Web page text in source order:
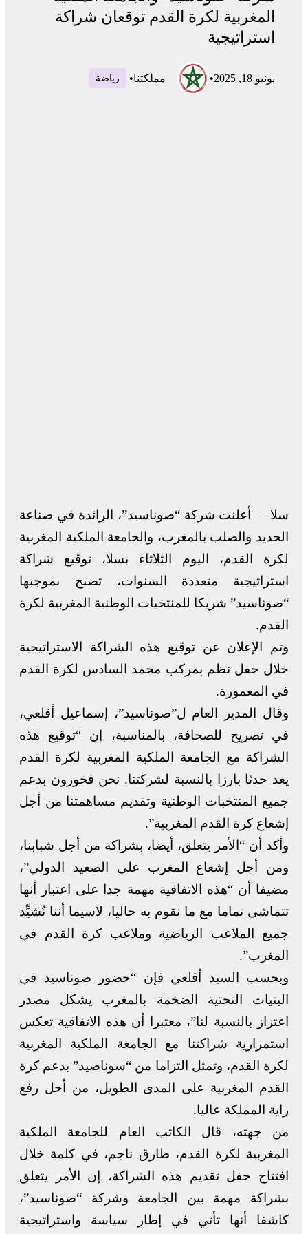
المغربية لكرة القدم توقعان شراكة
استراتيجية
يونيو 18, 2025 • مملكتنا• رياضة
سلا – أعلنت شركة “صوناسيد”، الرائدة في صناعة
الحديد والصلب بالمغرب، والجامعة الملكية المغربية
لكرة القدم، اليوم الثلاثاء بسلا، توقيع شراكة
استراتيجية متعددة السنوات، تصبح بموجبها
“صوناسيد” شريكا للمنتخبات الوطنية المغربية لكرة
القدم.
وتم الإعلان عن توقيع هذه الشراكة الاستراتيجية
خلال حفل نظم بمركب محمد السادس لكرة القدم
في المعمورة.
وقال المدير العام ل”صوناسيد”، إسماعيل أقلعي،
في تصريح للصحافة، بالمناسبة، إن “توقيع هذه
الشراكة مع الجامعة الملكية المغربية لكرة القدم
يعد حدثا بارزا بالنسبة لشركتنا. نحن فخورون بدعم
جميع المنتخبات الوطنية وتقديم مساهمتنا من أجل
إشعاع كرة القدم المغربية”.
وأكد أن “الأمر يتعلق، أيضا، بشراكة من أجل شبابنا،
ومن أجل إشعاع المغرب على الصعيد الدولي”،
مضيفا أن “هذه الاتفاقية مهمة جدا على اعتبار أنها
تتماشى تماما مع ما نقوم به حاليا، لاسيما أننا نُشيِّد
جميع الملاعب الرياضية وملاعب كرة القدم في
المغرب”.
وبحسب السيد أقلعي فإن “حضور صوناسيد في
البنيات التحتية الضخمة بالمغرب يشكل مصدر
اعتزاز بالنسبة لنا”، معتبرا أن هذه الاتفاقية تعكس
استمرارية شراكتنا مع الجامعة الملكية المغربية
لكرة القدم، وتمثل التزاما من “سوناصيد” بدعم كرة
القدم المغربية على المدى الطويل، من أجل رفع
راية المملكة عاليا.
من جهته، قال الكاتب العام للجامعة الملكية
المغربية لكرة القدم، طارق ناجم، في كلمة خلال
افتتاح حفل تقديم هذه الشراكة، إن الأمر يتعلق
بشراكة مهمة بين الجامعة وشركة “صوناسيد”،
كاشفا أنها تأتي في إطار سياسة واستراتيجية